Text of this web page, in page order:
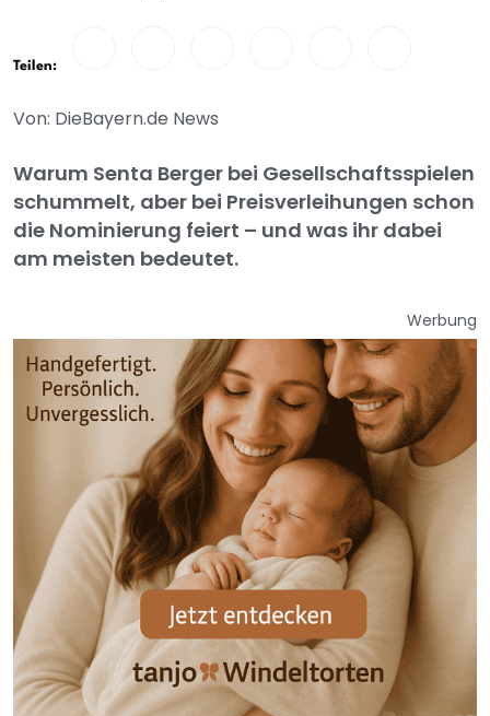
Teilen:
Von: DieBayern.de News
Warum Senta Berger bei Gesellschaftsspielen
schummelt, aber bei Preisverleihungen schon
die Nominierung feiert – und was ihr dabei
am meisten bedeutet.
Werbung